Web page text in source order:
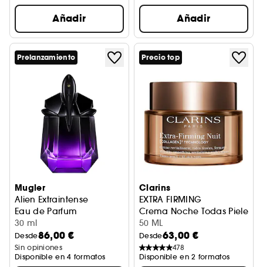
Añadir Añadir
Prelanzamiento
Mugler
Alien Extraintense
Eau de Parfum
30 ml
Desde86,00 €
Sin opiniones
Disponible en 4 formatos
Precio top
Clarins
EXTRA FIRMING
Crema Noche Todas Pieles
50 ML
Desde63,00 €
478
Disponible en 2 formatos